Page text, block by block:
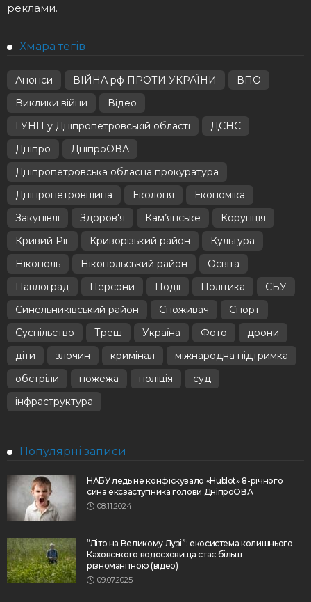
реклами.
Хмара тегів
Анонси ВІЙНА рф ПРОТИ УКРАЇНИ
ВПО
Виклики війни
Відео
ГУНП у Дніпропетровській області
ДСНС
Дніпро
ДніпроОВА
Дніпропетровська обласна прокуратура
Дніпропетровщина
Екологія
Економіка
Закупівлі
Здоров'я Кам’янське
Корупція
Кривий Ріг
Криворізький район
Культура
Нікополь
Нікопольський район
Освіта
Павлоград
Персони Події Політика
СБУ
Синельниківський район
Споживач
Спорт
Суспільство
Треш Україна Фото
дрони
діти
злочин кримінал
міжнародна підтримка
обстріли
пожежа поліція
суд
інфраструктура
Популярні записи
НАБУ ледь не конфіскувало «Hublot» 8-річного
сина ексзаступника голови ДніпроОВА
08.11.2024
“Літо на Великому Лузі”: екосистема колишнього
Каховського водосховища стає більш
різноманітною (відео)
09.07.2025